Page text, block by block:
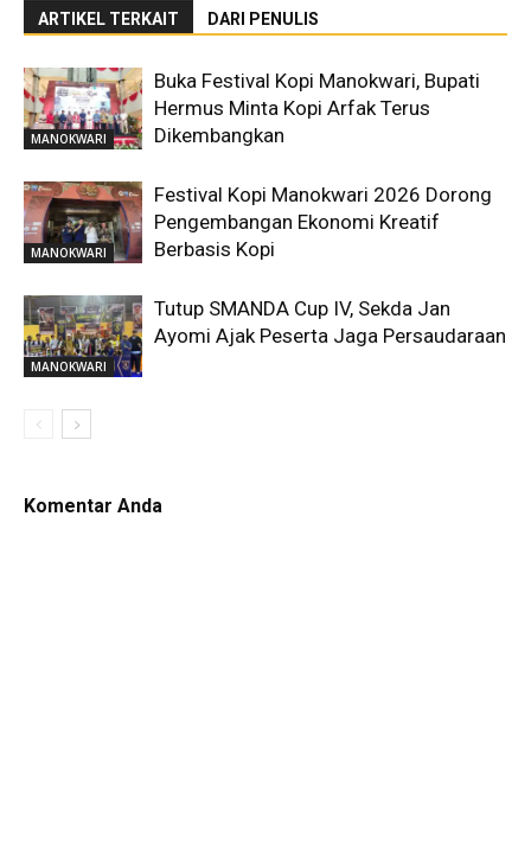
ARTIKEL TERKAIT DARI PENULIS
MANOKWARI
Buka Festival Kopi Manokwari, Bupati
Hermus Minta Kopi Arfak Terus
Dikembangkan
MANOKWARI
Festival Kopi Manokwari 2026 Dorong
Pengembangan Ekonomi Kreatif
Berbasis Kopi
MANOKWARI
Tutup SMANDA Cup IV, Sekda Jan
Ayomi Ajak Peserta Jaga Persaudaraan
Komentar Anda